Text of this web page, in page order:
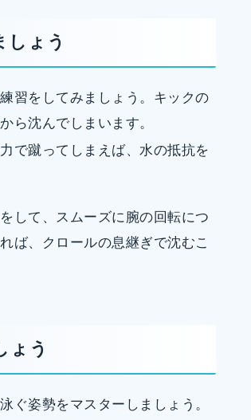
しょう
習をしてみましょう。キックの
ら沈んでしまいます。
で蹴ってしまえば、水の抵抗を
して、スムーズに腕の回転につ
ば、クロールの息継ぎで沈むこ
ょう
ぐ姿勢をマスターしましょう。